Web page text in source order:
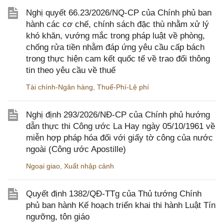
Nghị quyết 66.23/2026/NQ-CP của Chính phủ ban
hành các cơ chế, chính sách đặc thù nhằm xử lý
khó khăn, vướng mắc trong pháp luật về phòng,
chống rửa tiền nhằm đáp ứng yêu cầu cấp bách
trong thực hiện cam kết quốc tế về trao đổi thông
tin theo yêu cầu về thuế
Tài chính-Ngân hàng Thuế-Phí-Lệ phí
Nghị định 293/2026/NĐ-CP của Chính phủ hướng
dẫn thực thi Công ước La Hay ngày 05/10/1961 về
miễn hợp pháp hóa đối với giấy tờ công của nước
ngoài (Công ước Apostille)
Ngoại giao Xuất nhập cảnh
Quyết định 1382/QĐ-TTg của Thủ tướng Chính
phủ ban hành Kế hoạch triển khai thi hành Luật Tín
ngưỡng, tôn giáo